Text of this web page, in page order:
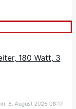
180 Watt, 3
8. August 2026 08:17